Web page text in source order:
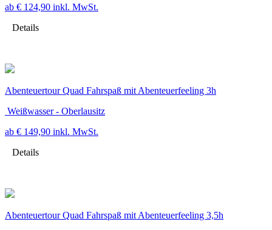
ab € 124,90 inkl. MwSt.
Details
Abenteuertour Quad Fahrspaß mit Abenteuerfeeling 3h
Weißwasser - Oberlausitz
ab € 149,90 inkl. MwSt.
Details
Abenteuertour Quad Fahrspaß mit Abenteuerfeeling 3,5h